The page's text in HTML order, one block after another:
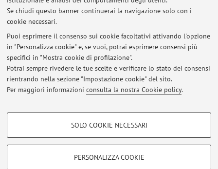
Se chiudi questo banner continuerai la navigazione solo con i
cookie necessari.
Puoi esprimere il consenso sui cookie facoltativi attivando l'opzione
in "Personalizza cookie" e, se vuoi, potrai esprimere consensi più
specifici in "Mostra cookie di profilazione".
Potrai sempre rivedere le tue scelte e verificare lo stato dei consensi
rientrando nella sezione "Impostazione cookie" del sito.
Per maggiori informazioni consulta la nostra Cookie policy.
COOKIE DI PROFILAZIONE - FACOLTATIVI
SOLO COOKIE NECESSARI
PERSONALIZZA COOKIE
ORCID
Ultimi avvisi
Al momento non sono presenti avvisi.
Area riservata
Accedi tramiteloginper gestire tutti i contenuti del sito.